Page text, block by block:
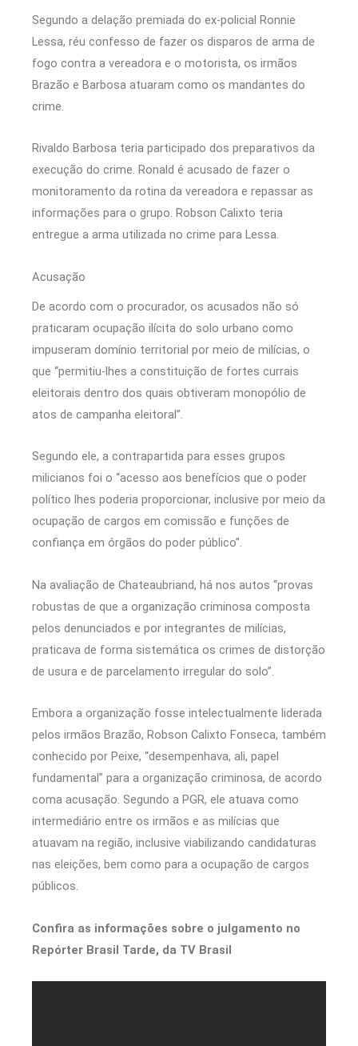
Segundo a delação premiada do ex-policial Ronnie
Lessa, réu confesso de fazer os disparos de arma de
fogo contra a vereadora e o motorista, os irmãos
Brazão e Barbosa atuaram como os mandantes do
crime.
Rivaldo Barbosa teria participado dos preparativos da
execução do crime. Ronald é acusado de fazer o
monitoramento da rotina da vereadora e repassar as
informações para o grupo. Robson Calixto teria
entregue a arma utilizada no crime para Lessa.
Acusação
De acordo com o procurador, os acusados não só
praticaram ocupação ilícita do solo urbano como
impuseram domínio territorial por meio de milícias, o
que “permitiu-lhes a constituição de fortes currais
eleitorais dentro dos quais obtiveram monopólio de
atos de campanha eleitoral”.
Segundo ele, a contrapartida para esses grupos
milicianos foi o “acesso aos benefícios que o poder
político lhes poderia proporcionar, inclusive por meio da
ocupação de cargos em comissão e funções de
confiança em órgãos do poder público”.
Na avaliação de Chateaubriand, há nos autos “provas
robustas de que a organização criminosa composta
pelos denunciados e por integrantes de milícias,
praticava de forma sistemática os crimes de distorção
de usura e de parcelamento irregular do solo”.
Embora a organização fosse intelectualmente liderada
pelos irmãos Brazão, Robson Calixto Fonseca, também
conhecido por Peixe, “desempenhava, ali, papel
fundamental” para a organização criminosa, de acordo
coma acusação. Segundo a PGR, ele atuava como
intermediário entre os irmãos e as milícias que
atuavam na região, inclusive viabilizando candidaturas
nas eleições, bem como para a ocupação de cargos
públicos.
Confira as informações sobre o julgamento no
Repórter Brasil Tarde, da TV Brasil